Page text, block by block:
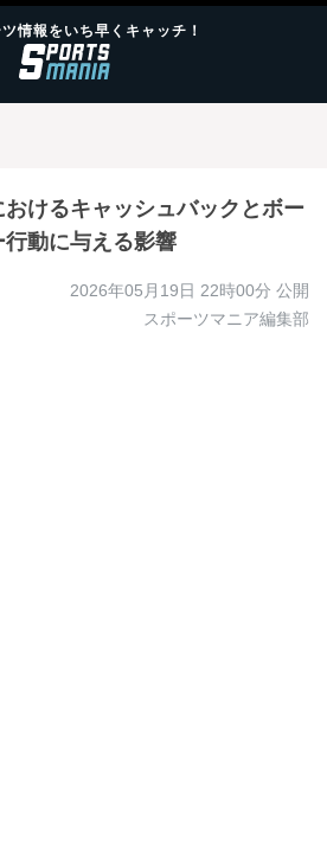
情報をいち早くキャッチ！
けるキャッシュバックとボー
動に与える影響
2026年05月19日 22時00分 公開
スポーツマニア編集部